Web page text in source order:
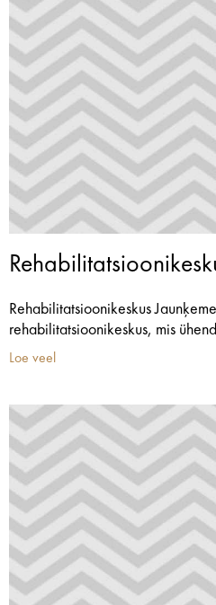
Rehabilitatsioonikeskus
rehabilitatsioonikeskus, mis
Loe veel